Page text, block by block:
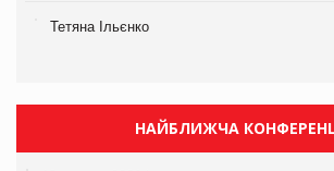
Тетяна Ільєнко
НАЙБЛИЖЧА